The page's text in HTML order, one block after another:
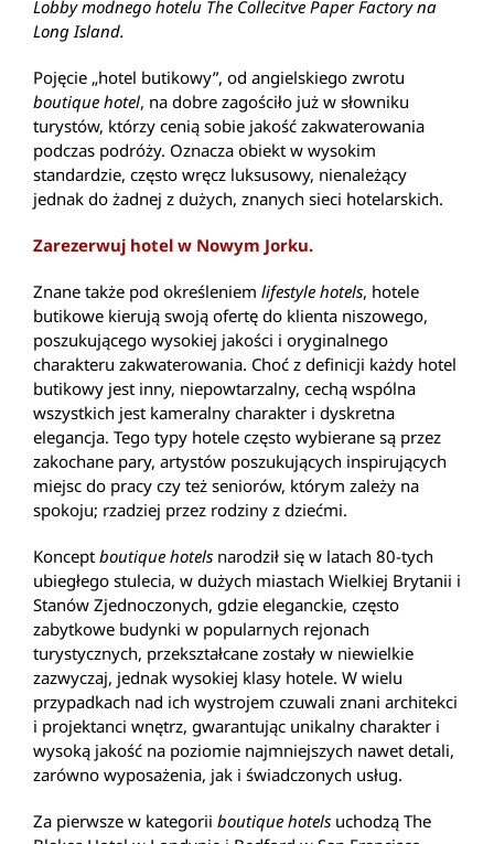
Lobby modnego hotelu The Collecitve Paper Factory na
Long Island.
Pojęcie „hotel butikowy”, od angielskiego zwrotu
boutique hotel, na dobre zagościło już w słowniku
turystów, którzy cenią sobie jakość zakwaterowania
podczas podróży. Oznacza obiekt w wysokim
standardzie, często wręcz luksusowy, nienależący
jednak do żadnej z dużych, znanych sieci hotelarskich.
Zarezerwuj hotel w Nowym Jorku.
Znane także pod określeniem lifestyle hotels, hotele
butikowe kierują swoją ofertę do klienta niszowego,
poszukującego wysokiej jakości i oryginalnego
charakteru zakwaterowania. Choć z definicji każdy hotel
butikowy jest inny, niepowtarzalny, cechą wspólna
wszystkich jest kameralny charakter i dyskretna
elegancja. Tego typy hotele często wybierane są przez
zakochane pary, artystów poszukujących inspirujących
miejsc do pracy czy też seniorów, którym zależy na
spokoju; rzadziej przez rodziny z dziećmi.
Koncept boutique hotels narodził się w latach 80-tych
ubiegłego stulecia, w dużych miastach Wielkiej Brytanii i
Stanów Zjednoczonych, gdzie eleganckie, często
zabytkowe budynki w popularnych rejonach
turystycznych, przekształcane zostały w niewielkie
zazwyczaj, jednak wysokiej klasy hotele. W wielu
przypadkach nad ich wystrojem czuwali znani architekci
i projektanci wnętrz, gwarantując unikalny charakter i
wysoką jakość na poziomie najmniejszych nawet detali,
zarówno wyposażenia, jak i świadczonych usług.
Za pierwsze w kategorii boutique hotels uchodzą The